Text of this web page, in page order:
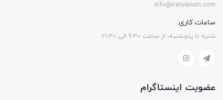
info@iranvarium.com
ساعات کاری:
شنبه تا پنجشنبه، از ساعت 9.30 الی 21.30
عضویت اینستاگرام